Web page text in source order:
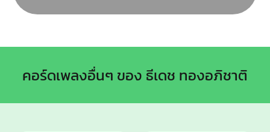
คอร์ดเพลงอื่นๆ ของ ธีเดช ทองอภิชาติ